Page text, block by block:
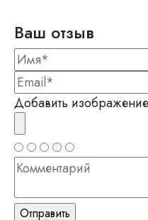
Ваш отзыв
Добавить